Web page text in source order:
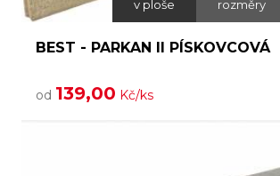
v ploše rozměry
BEST - PARKAN II PÍSKOVCOVÁ
od 139,00 Kč/ks